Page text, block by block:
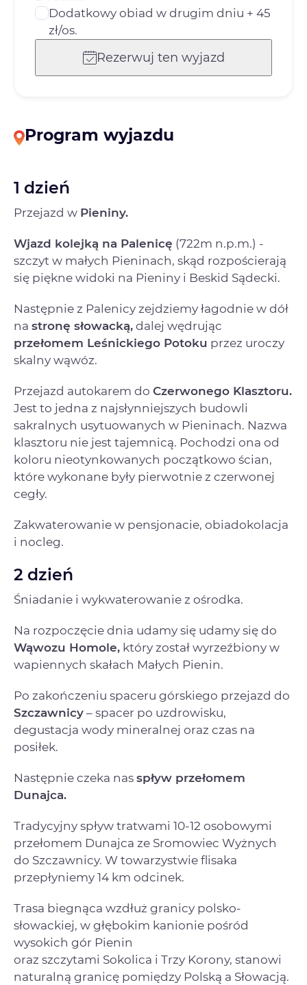
Dodatkowy obiad w drugim dniu + 45
zł/os.
Rezerwuj ten wyjazd
Program wyjazdu
1 dzień
Przejazd w Pieniny.
Wjazd kolejką na Palenicę (722m n.p.m.) -
szczyt w małych Pieninach, skąd rozpościerają
się piękne widoki na Pieniny i Beskid Sądecki.
Następnie z Palenicy zejdziemy łagodnie w dół
na stronę słowacką, dalej wędrując
przełomem Leśnickiego Potoku przez uroczy
skalny wąwóz.
Przejazd autokarem do Czerwonego Klasztoru.
Jest to jedna z najsłynniejszych budowli
sakralnych usytuowanych w Pieninach. Nazwa
klasztoru nie jest tajemnicą. Pochodzi ona od
koloru nieotynkowanych początkowo ścian,
które wykonane były pierwotnie z czerwonej
cegły.
Zakwaterowanie w pensjonacie, obiadokolacja
i nocleg.
2 dzień
Śniadanie i wykwaterowanie z ośrodka.
Na rozpoczęcie dnia udamy się udamy się do
Wąwozu Homole, który został wyrzeźbiony w
wapiennych skałach Małych Pienin.
Po zakończeniu spaceru górskiego przejazd do
Szczawnicy – spacer po uzdrowisku,
degustacja wody mineralnej oraz czas na
posiłek.
Następnie czeka nas spływ przełomem
Dunajca.
Tradycyjny spływ tratwami 10-12 osobowymi
przełomem Dunajca ze Sromowiec Wyżnych
do Szczawnicy. W towarzystwie flisaka
przepłyniemy 14 km odcinek.
Trasa biegnąca wzdłuż granicy polsko-
słowackiej, w głębokim kanionie pośród
wysokich gór Pienin
oraz szczytami Sokolica i Trzy Korony, stanowi
naturalną granicę pomiędzy Polską a Słowacją.